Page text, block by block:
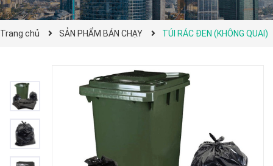
Trang chủ SẢN PHẨM BÁN CHẠY TÚI RÁC ĐEN (KHÔNG QUAI)